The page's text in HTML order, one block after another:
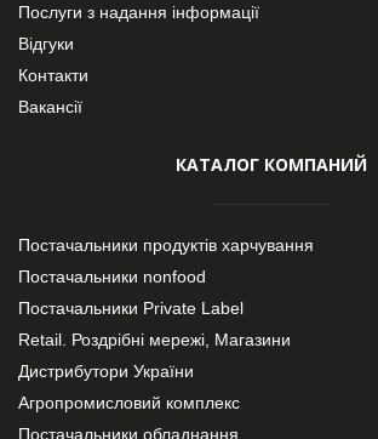
Послуги з надання інформації
Відгуки
Контакти
Вакансії
КАТАЛОГ КОМПАНИЙ
Постачальники продуктів харчування
Постачальники nonfood
Постачальники Private Label
Retail. Роздрібні мережі, Магазини
Дистрибутори України
Агропромисловий комплекс
Постачальники обладнання